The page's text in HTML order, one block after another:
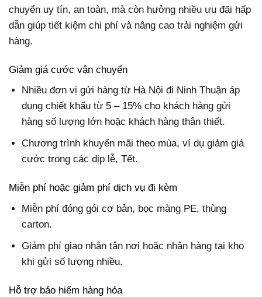
chuyển uy tín, an toàn, mà còn hưởng nhiều ưu đãi hấp
dẫn giúp tiết kiệm chi phí và nâng cao trải nghiệm gửi
hàng.
Giảm giá cước vận chuyển
Nhiều đơn vị gửi hàng từ Hà Nội đi Ninh Thuận áp
dụng chiết khấu từ 5 – 15% cho khách hàng gửi
hàng số lượng lớn hoặc khách hàng thân thiết.
Chương trình khuyến mãi theo mùa, ví dụ giảm giá
cước trong các dịp lễ, Tết.
Miễn phí hoặc giảm phí dịch vụ đi kèm
Miễn phí đóng gói cơ bản, bọc màng PE, thùng
carton.
Giảm phí giao nhận tận nơi hoặc nhận hàng tại kho
khi gửi số lượng nhiều.
Hỗ trợ bảo hiểm hàng hóa